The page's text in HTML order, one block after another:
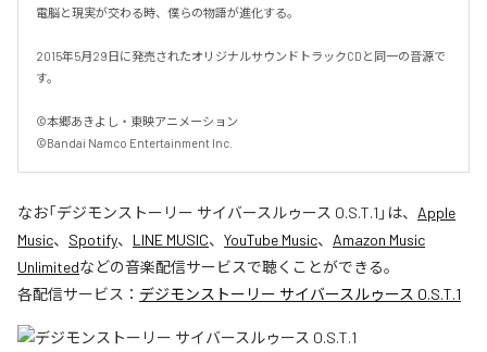
電脳と現実が交わる時、僕らの物語が進化する。
2015年5月29日に発売されたオリジナルサウンドトラックCDと同一の音源で
す。
©本郷あきよし・東映アニメーション
©Bandai Namco Entertainment Inc.
なお「デジモンストーリー サイバースルゥース O.S.T.1 」は、 Apple
Music、 Spotify、 LINE MUSIC、 YouTube Music、 Amazon Music
Unlimitedなどの音楽配信サービスで聴くことができる。
各配信サービス： デジモンストーリー サイバースルゥース O.S.T.1